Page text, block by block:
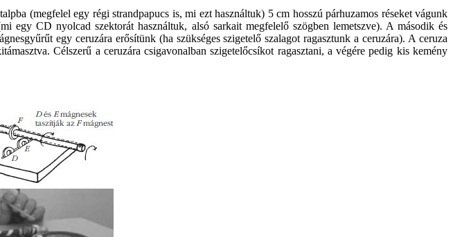
(megfelel egy régi strandpapucs is, mi ezt használtuk) 5 cm hosszú párhuzamos réseket vágunk
egy CD nyolcad szektorát használtuk, alsó sarkait megfelelő szögben lemetszve). A második és
egy ceruzára erősítünk (ha szükséges szigetelő szalagot ragasztunk a ceruzára). A ceruza
Célszerű a ceruzára csigavonalban szigetelőcsíkot ragasztani, a végére pedig kis kemény